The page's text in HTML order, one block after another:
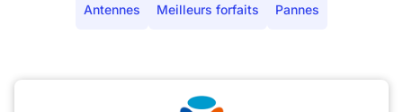
Antennes Meilleurs forfaits Pannes